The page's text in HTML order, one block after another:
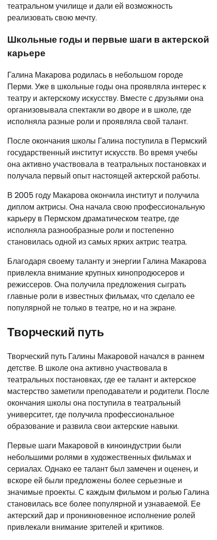
театральном училище и дали ей возможность
реализовать свою мечту.
Школьные годы и первые шаги в актерской
карьере
Галина Макарова родилась в небольшом городе
Перми. Уже в школьные годы она проявляла интерес к
театру и актерскому искусству. Вместе с друзьями она
организовывала спектакли во дворе и в школе, где
исполняла разные роли и проявляла свой талант.
После окончания школы Галина поступила в Пермский
государственный институт искусств. Во время учебы
она активно участвовала в театральных постановках и
получала первый опыт настоящей актерской работы.
В 2005 году Макарова окончила институт и получила
диплом актрисы. Она начала свою профессиональную
карьеру в Пермском драматическом театре, где
исполняла разнообразные роли и постепенно
становилась одной из самых ярких актрис театра.
Благодаря своему таланту и энергии Галина Макарова
привлекла внимание крупных кинопродюсеров и
режиссеров. Она получила предложения сыграть
главные роли в известных фильмах, что сделало ее
популярной не только в театре, но и на экране.
Творческий путь
Творческий путь Галины Макаровой начался в раннем
детстве. В школе она активно участвовала в
театральных постановках, где ее талант и актерское
мастерство заметили преподаватели и родители. После
окончания школы она поступила в театральный
университет, где получила профессиональное
образование и развила свои актерские навыки.
Первые шаги Макаровой в киноиндустрии были
небольшими ролями в художественных фильмах и
сериалах. Однако ее талант был замечен и оценен, и
вскоре ей были предложены более серьезные и
значимые проекты. С каждым фильмом и ролью Галина
становилась все более популярной и узнаваемой. Ее
актерский дар и проникновенное исполнение ролей
привлекали внимание зрителей и критиков.